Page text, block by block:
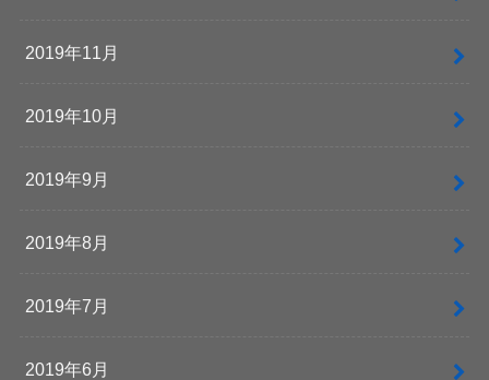
2019年11月
2019年10月
2019年9月
2019年8月
2019年7月
2019年6月